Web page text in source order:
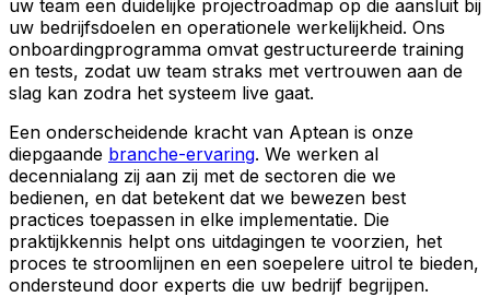
uw team een duidelijke projectroadmap op die aansluit bij
uw bedrijfsdoelen en operationele werkelijkheid. Ons
onboardingprogramma omvat gestructureerde training
en tests, zodat uw team straks met vertrouwen aan de
slag kan zodra het systeem live gaat.
Een onderscheidende kracht van Aptean is onze
diepgaande branche-ervaring. We werken al
decennialang zij aan zij met de sectoren die we
bedienen, en dat betekent dat we bewezen best
practices toepassen in elke implementatie. Die
praktijkkennis helpt ons uitdagingen te voorzien, het
proces te stroomlijnen en een soepelere uitrol te bieden,
ondersteund door experts die uw bedrijf begrijpen.